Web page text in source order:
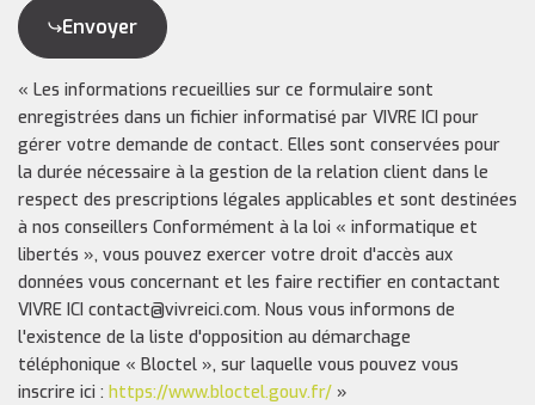
Envoyer
« Les informations recueillies sur ce formulaire sont
enregistrées dans un fichier informatisé par VIVRE ICI pour
gérer votre demande de contact. Elles sont conservées pour
la durée nécessaire à la gestion de la relation client dans le
respect des prescriptions légales applicables et sont destinées
à nos conseillers Conformément à la loi « informatique et
libertés », vous pouvez exercer votre droit d'accès aux
données vous concernant et les faire rectifier en contactant
VIVRE ICI contact@vivreici.com. Nous vous informons de
l'existence de la liste d'opposition au démarchage
téléphonique « Bloctel », sur laquelle vous pouvez vous
inscrire ici : https://www.bloctel.gouv.fr/ »